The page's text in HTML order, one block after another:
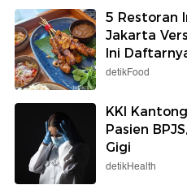
5 Restoran
Jakarta
Ini
detikFood
KKI
Pasien
Gigi
detikHealth